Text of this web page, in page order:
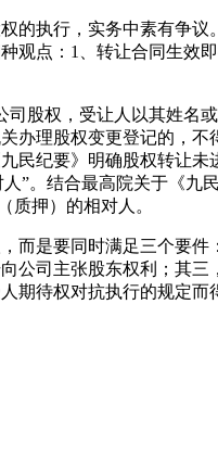
执行，实务中素有争
点：1、转让合同生效
股权，受让人以其姓名
理股权变更登记的，
纪要》明确股权转让未
”。结合最高院关于《
质押）的相对人。
是要同时满足三个要
司主张股东权利；其
待权对抗执行的规定而